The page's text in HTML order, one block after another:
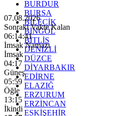
BURDUR
BURSA
BİLECİK
BİNGÖL
BİTLİS
DENİZLİ
DÜZCE
DİYARBAKIR
EDİRNE
ELAZIĞ
ERZURUM
ERZİNCAN
ESKİŞEHİR
07.08.2026
Sonraki Vakte Kalan
06:14:39
İmsak Namazı
İmsak
04:17
Güneş
05:59
Öğle
13:15
İkindi